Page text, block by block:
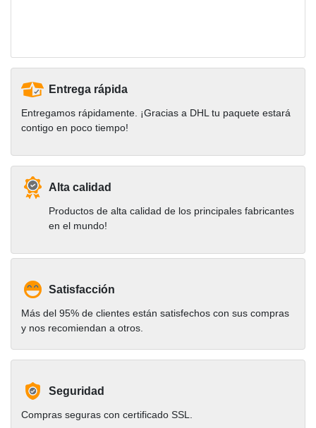
Entrega rápida
Entregamos rápidamente. ¡Gracias a DHL tu paquete estará
contigo en poco tiempo!
Alta calidad
Productos de alta calidad de los principales fabricantes
en el mundo!
Satisfacción
Más del 95% de clientes están satisfechos con sus compras
y nos recomiendan a otros.
Seguridad
Compras seguras con certificado SSL.